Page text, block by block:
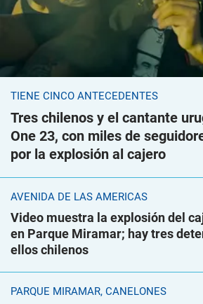
TIENE CINCO ANTECEDENTES
Tres chilenos y el cantante
One 23, con miles de
por la explosión al cajero
AVENIDA DE LAS AMÉRICAS
Video muestra la explosión del
en Parque Miramar; hay tres
ellos chilenos
PARQUE MIRAMAR, CANELONES